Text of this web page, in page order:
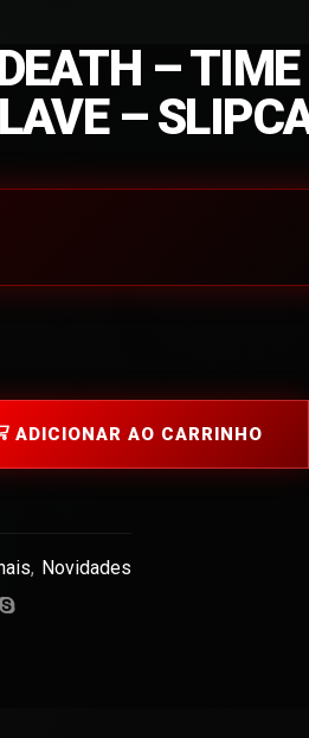
–
–
ADICIONAR AO CARRINHO
, Novidades